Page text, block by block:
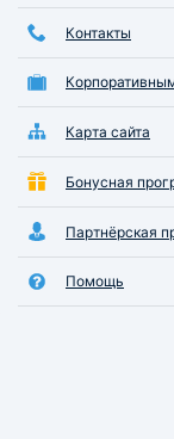
Контакты
Карта сайта
Бонусная
Партнёрская
Помощь